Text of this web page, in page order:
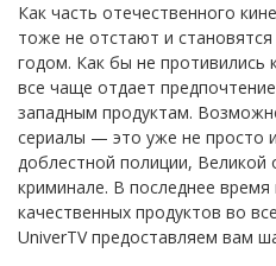
Как часть отечественного
тоже не отстают и
годом. Как бы не противились
все чаще отдает
западным продуктам.
сериалы — это уже не просто
доблестной полиции, Великой
криминале. В последнее
качественных продуктов во
UniverTV предоставляем вам